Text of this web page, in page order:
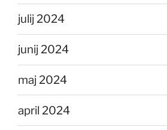
julij 2024
junij 2024
maj 2024
april 2024